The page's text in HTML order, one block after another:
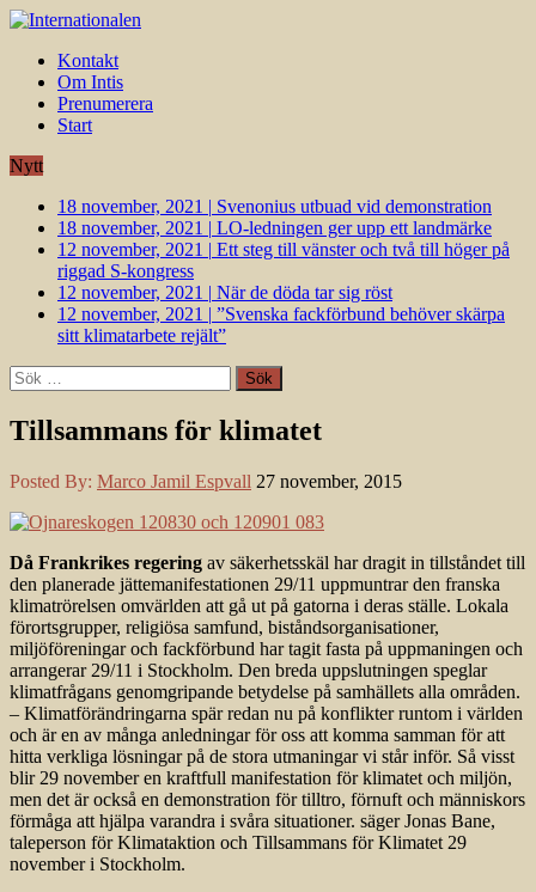
Kontakt
Om Intis
Prenumerera
Start
Nytt
18 november, 2021 | Svenonius utbuad vid demonstration
18 november, 2021 | LO-ledningen ger upp ett landmärke
12 november, 2021 | Ett steg till vänster och två till höger på
riggad S-kongress
12 november, 2021 | När de döda tar sig röst
12 november, 2021 | ”Svenska fackförbund behöver skärpa
sitt klimatarbete rejält”
Sök
efter:
Tillsammans för klimatet
Posted By: Marco Jamil Espvall 27 november, 2015
Då Frankrikes regering av säkerhetsskäl har dragit in tillståndet till
den planerade jättemanifestationen 29/11 uppmuntrar den franska
klimatrörelsen omvärlden att gå ut på gatorna i deras ställe. Lokala
förortsgrupper, religiösa samfund, biståndsorganisationer,
miljöföreningar och fackförbund har tagit fasta på uppmaningen och
arrangerar 29/11 i Stockholm. Den breda uppslutningen speglar
klimatfrågans genomgripande betydelse på samhällets alla områden.
– Klimatförändringarna spär redan nu på konflikter runtom i världen
och är en av många anledningar för oss att komma samman för att
hitta verkliga lösningar på de stora utmaningar vi står inför. Så visst
blir 29 november en kraftfull manifestation för klimatet och miljön,
men det är också en demonstration för tilltro, förnuft och människors
förmåga att hjälpa varandra i svåra situationer. säger Jonas Bane,
taleperson för Klimataktion och Tillsammans för Klimatet 29
november i Stockholm.